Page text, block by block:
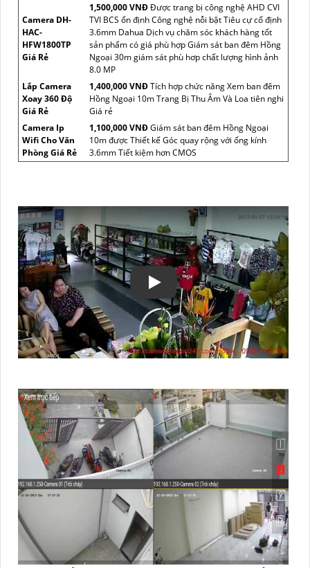
Camera DH-
HAC-
HFW1800TP
Giá Rẻ
1,500,000 VNĐĐược trang bị công nghệ AHD CVI
TVI BCS ổn định Công nghệ nỗi bật Tiêu cự cố định
3.6mm Dahua Dịch vụ chăm sóc khách hàng tốt
sản phẩm có giá phù hợp Giám sát ban đêm Hồng
Ngoại 30m giám sát phù hơp chất lượng hình ảnh
8.0 MP
Lắp Camera
Xoay 360 Độ
Giá Rẻ
1,400,000 VNĐTích hợp chức năng Xem ban đêm
Hồng Ngoại 10m Trang Bị Thu Âm Và Loa tiên nghi
Giá rẻ
Camera Ip
Wifi Cho Văn
Phòng Giá Rẻ
1,100,000 VNĐGiám sát ban đêm Hồng Ngoại
10m được Thiết kế Góc quay rộng với ống kính
3.6mm Tiết kiệm hơn CMOS